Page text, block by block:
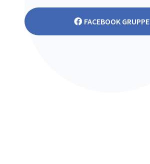
FACEBOOK GRUPPE